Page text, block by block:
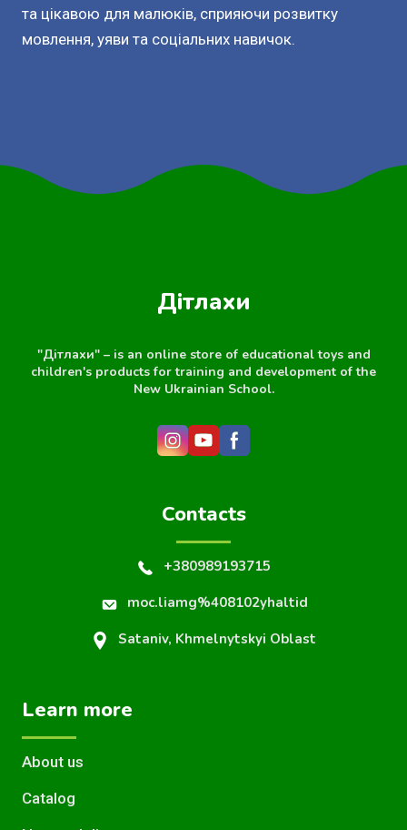
та цікавою для малюків, сприяючи розвитку
мовлення, уяви та соціальних навичок.
Дітлахи
"Дітлахи" – is an online store of educational toys and
children's products for training and development of the
New Ukrainian School.
Contacts
+380989193715
moc.liamg%408102yhaltid
Sataniv, Khmelnytskyi Oblast
Learn more
About us
Catalog